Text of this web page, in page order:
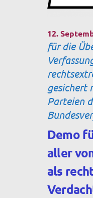
Demo
aller
als
12.
für die
gesichert
Parteien